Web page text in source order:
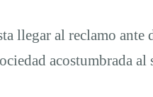
llegar al reclamo ante
acostumbrada